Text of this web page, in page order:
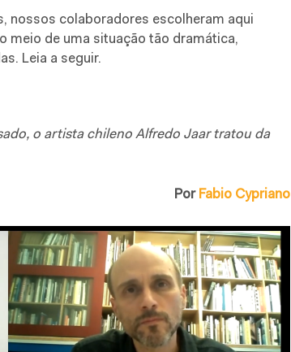
nossos colaboradores escolheram aqui
meio de uma situação tão dramática,
Leia a seguir.
o artista chileno Alfredo Jaar tratou da
Por Fabio Cypriano